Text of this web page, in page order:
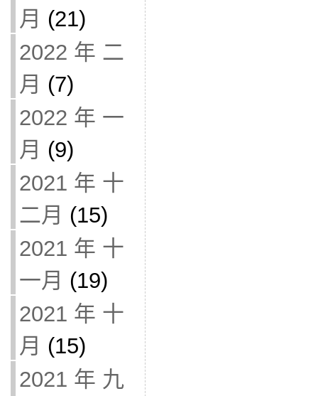
月 (21)
2022 年 二
月 (7)
2022 年 一
月 (9)
2021 年 十
二月 (15)
2021 年 十
一月 (19)
2021 年 十
月 (15)
2021 年 九